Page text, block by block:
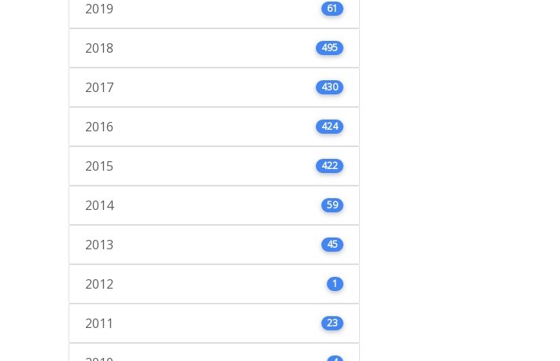
2019 61
2018 495
2017 430
2016 424
2015 422
2014 59
2013 45
2012 1
2011 23